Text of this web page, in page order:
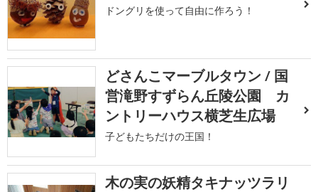
ドングリを使って自由に作ろう！
どさんこマーブルタウン / 国
営滝野すずらん丘陵公園 カ
ントリーハウス横芝生広場
子どもたちだけの王国！
木の実の妖精タキナッツラリ